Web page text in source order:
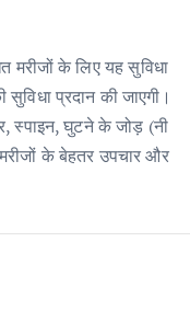
मरीजों के लिए यह सुविधा
प्रदान की जाएगी।
स्पाइन, घुटने के जोड़ (नी
मरीजों के बेहतर उपचार और